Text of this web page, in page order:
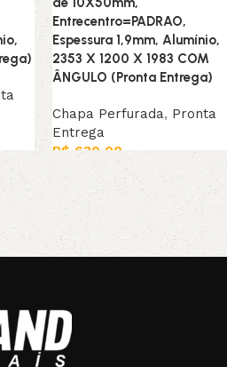
Entrecentro=PADRAO,
Espessura 1,9mm, Alumínio,
2353 X 1200 X 1983 COM
ÂNGULO (Pronta Entrega)
Chapa Perfurada, Pronta
Entrega
R$ 630,00
Leia mais